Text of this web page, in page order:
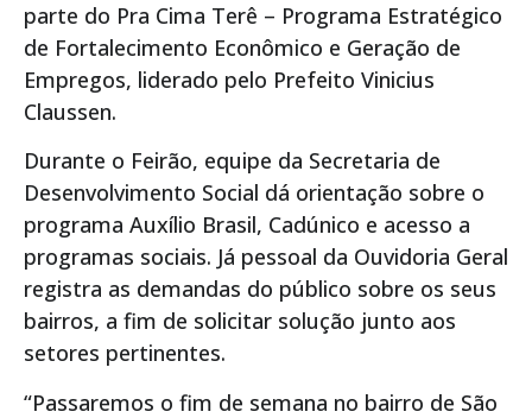
parte do Pra Cima Terê – Programa Estratégico
de Fortalecimento Econômico e Geração de
Empregos, liderado pelo Prefeito Vinicius
Claussen.
Durante o Feirão, equipe da Secretaria de
Desenvolvimento Social dá orientação sobre o
programa Auxílio Brasil, Cadúnico e acesso a
programas sociais. Já pessoal da Ouvidoria Geral
registra as demandas do público sobre os seus
bairros, a fim de solicitar solução junto aos
setores pertinentes.
“Passaremos o fim de semana no bairro de São